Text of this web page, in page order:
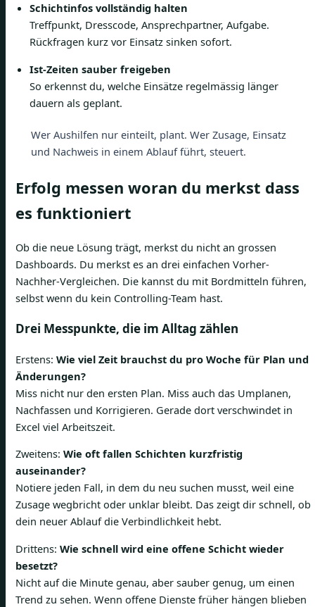
Schichtinfos vollständig halten
Treffpunkt, Dresscode, Ansprechpartner, Aufgabe.
Rückfragen kurz vor Einsatz sinken sofort.
Ist-Zeiten sauber freigeben
So erkennst du, welche Einsätze regelmässig länger
dauern als geplant.
Wer Aushilfen nur einteilt, plant. Wer Zusage, Einsatz
und Nachweis in einem Ablauf führt, steuert.
Erfolg messen woran du merkst dass
es funktioniert
Ob die neue Lösung trägt, merkst du nicht an grossen
Dashboards. Du merkst es an drei einfachen Vorher-
Nachher-Vergleichen. Die kannst du mit Bordmitteln führen,
selbst wenn du kein Controlling-Team hast.
Drei Messpunkte, die im Alltag zählen
Erstens: Wie viel Zeit brauchst du pro Woche für Plan und
Änderungen?
Miss nicht nur den ersten Plan. Miss auch das Umplanen,
Nachfassen und Korrigieren. Gerade dort verschwindet in
Excel viel Arbeitszeit.
Zweitens: Wie oft fallen Schichten kurzfristig
auseinander?
Notiere jeden Fall, in dem du neu suchen musst, weil eine
Zusage wegbricht oder unklar bleibt. Das zeigt dir schnell, ob
dein neuer Ablauf die Verbindlichkeit hebt.
Drittens: Wie schnell wird eine offene Schicht wieder
besetzt?
Nicht auf die Minute genau, aber sauber genug, um einen
Trend zu sehen. Wenn offene Dienste früher hängen blieben